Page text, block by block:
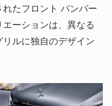
たフロント バンパー
ーションは、異なる
ルに独自のデザイン